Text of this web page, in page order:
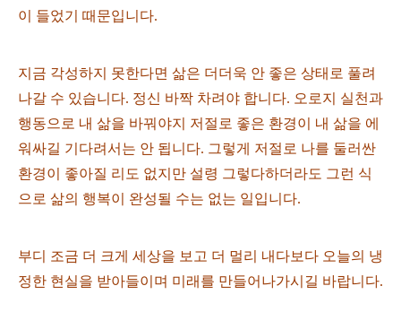
이 들었기 때문입니다.
지금 각성하지 못한다면 삶은 더더욱 안 좋은 상태로 풀려
나갈 수 있습니다. 정신 바짝 차려야 합니다. 오로지 실천과
행동으로 내 삶을 바꿔야지 저절로 좋은 환경이 내 삶을 에
워싸길 기다려서는 안 됩니다. 그렇게 저절로 나를 둘러싼
환경이 좋아질 리도 없지만 설령 그렇다하더라도 그런 식
으로 삶의 행복이 완성될 수는 없는 일입니다.
부디 조금 더 크게 세상을 보고 더 멀리 내다보다 오늘의 냉
정한 현실을 받아들이며 미래를 만들어나가시길 바랍니다.